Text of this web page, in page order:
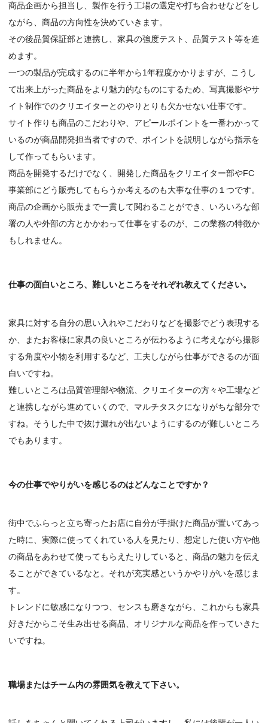
商品企画から担当し、製作を行う工場の選定や打ち合わせなどをし
ながら、商品の方向性を決めていきます。
その後品質保証部と連携し、家具の強度テスト、品質テスト等を進
めます。
一つの製品が完成するのに半年から1年程度かかりますが、こうし
て出来上がった商品をより魅力的なものにするため、写真撮影やサ
イト制作でのクリエイターとのやりとりも欠かせない仕事です。
サイト作りも商品のこだわりや、アピールポイントを一番わかって
いるのが商品開発担当者ですので、ポイントを説明しながら指示を
して作ってもらいます。
商品を開発するだけでなく、開発した商品をクリエイター部やFC
事業部にどう販売してもらうか考えるのも大事な仕事の１つです。
商品の企画から販売まで一貫して関わることができ、いろいろな部
署の人や外部の方とかかわって仕事をするのが、この業務の特徴か
もしれません。
仕事の面白いところ、難しいところをそれぞれ教えてください。
家具に対する自分の思い入れやこだわりなどを撮影でどう表現する
か、またお客様に家具の良いところが伝わるように考えながら撮影
する角度や小物を利用するなど、工夫しながら仕事ができるのが面
白いですね。
難しいところは品質管理部や物流、クリエイターの方々や工場など
と連携しながら進めていくので、マルチタスクになりがちな部分で
すね。そうした中で抜け漏れが出ないようにするのが難しいところ
でもあります。
今の仕事でやりがいを感じるのはどんなことですか？
街中でふらっと立ち寄ったお店に自分が手掛けた商品が置いてあっ
た時に、実際に使ってくれている人を見たり、想定した使い方や他
の商品をあわせて使ってもらえたりしていると、商品の魅力を伝え
ることができているなと。それが充実感というかやりがいを感じま
す。
トレンドに敏感になりつつ、センスも磨きながら、これからも家具
好きだからこそ生み出せる商品、オリジナルな商品を作っていきた
いですね。
職場またはチーム内の雰囲気を教えて下さい。